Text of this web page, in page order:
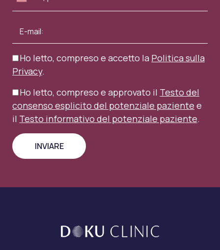
Ho letto, compreso e accetto la Politica sulla
Privacy.
Ho letto, compreso e approvato il Testo del
consenso esplicito del potenziale paziente e
il Testo informativo del potenziale paziente.